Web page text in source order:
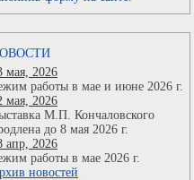
мая, 2026
работы в мае и июне 2026 г.
мая, 2026
М.П. Кончаловского
до 8 мая 2026 г.
апр, 2026
работы в мае 2026 г.
новостей